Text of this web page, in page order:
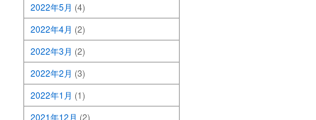
2022年5月 (4)
2022年4月 (2)
2022年3月 (2)
2022年2月 (3)
2022年1月 (1)
2021年12月 (2)